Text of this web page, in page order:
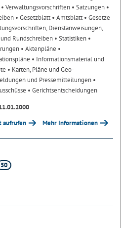
• Verwaltungsvorschriften • Satzungen •
• Gesetzblatt• Amtsblatt• Gesetze
Dienstanweisungen,
Rundschreiben • Statistiken •
• Aktenpläne •
• Informationsmaterial und
• Karten, Pläne und Geo-
und Pressemitteilungen •
• Gerichtsentscheidungen
aufrufen Mehr Informationen
50